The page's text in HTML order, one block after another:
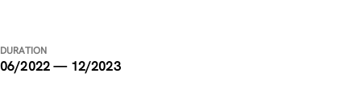
DURATION
06/2022 — 12/2023